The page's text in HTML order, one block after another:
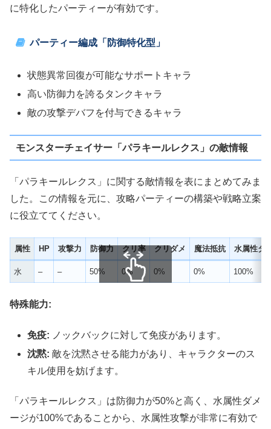
に特化したパーティーが有効です。
パーティー編成「防御特化型」
状態異常回復が可能なサポートキャラ
高い防御力を誇るタンクキャラ
敵の攻撃デバフを付与できるキャラ
モンスターチェイサー「パラキールレクス」の敵情報
「パラキールレクス」に関する敵情報を表にまとめてみま
した。この情報を元に、攻略パーティーの構築や戦略立案
に役立ててください。
属性 HP 攻撃力 防御力 クリ率 クリダメ 魔法抵抗 水属性ダ
水 – – 50% 0% 0% 0% 100%
特殊能力:
免疫: ノックバックに対して免疫があります。
沈黙: 敵を沈黙させる能力があり、キャラクターのス
キル使用を妨げます。
「パラキールレクス」は防御力が50%と高く、水属性ダメ
ージが100%であることから、水属性攻撃が非常に有効で